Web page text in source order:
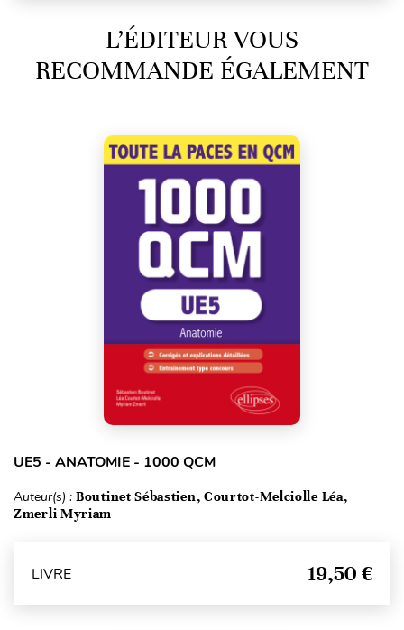
L’ÉDITEUR VOUS
RECOMMANDE ÉGALEMENT
UE5 - ANATOMIE - 1000 QCM
Auteur(s) : Boutinet Sébastien, Courtot-Melciolle Léa,
Zmerli Myriam
LIVRE 19,50 €